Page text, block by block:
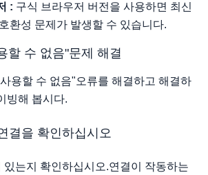
: 구식 브라우저 버전을 사용하면 최신
환성 문제가 발생할 수 있습니다.
할 수 없음"문제 해결
용할 수 없음"오류를 해결하고 해결하
빙해 봅시다.
결을 확인하십시오
있는지 확인하십시오.연결이 작동하는